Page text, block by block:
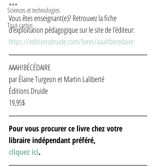
Sciences et technologies
Tout-carton
***
Vous êtes enseignant(e)? Retrouvez la fiche
d’exploitation pédagogique sur le site de l’éditeur:
https://editionsdruide.com/livres/aaahbecedaire
AAAH!BÉCÉDAIRE
par Élaine Turgeon et Martin Laliberté
Éditions Druide
19,95$
Pour vous procurer ce livre chez votre
libraire indépendant préféré,
cliquez ici.